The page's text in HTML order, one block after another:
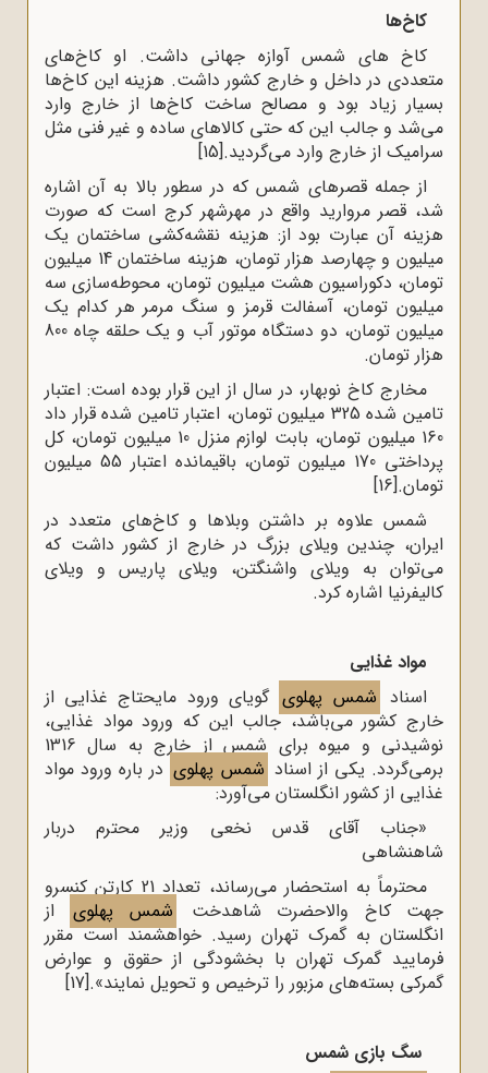
کاخ‌‌ها
کاخ های شمس آوازه جهانی داشت. او کاخ‌های
متعددی در داخل و خارج کشور داشت. هزینه این کاخ‌ها
بسیار زیاد بود و مصالح ساخت کاخ‌‌‌ها از خارج وارد
می‌شد و جالب این‌ که حتی کالا‌های ساده و غیر فنی مثل
سرامیک از خارج وارد می‌گردید.[15]
از جمله قصرهای شمس که در سطور بالا به آن اشاره
شد، قصر مروارید واقع در مهر‌شهر کرج است که صورت
هزینه آن عبارت بود از: هزینه نقشه‌کشی ساختمان یک
میلیون و چهارصد هزار تومان، هزینه ساختمان 14 میلیون
تومان، دکوراسیون هشت میلیون تومان، محوطه‌سازی سه
میلیون تومان، آسفالت قرمز و سنگ مرمر هر کدام یک
میلیون تومان، دو دستگاه موتور آب و یک حلقه چاه 800
هزار تومان.
مخارج کاخ نوبهار، در سال از این قرار بوده است: اعتبار
تامین شده 325 میلیون تومان، اعتبار تامین شده قرار داد
160 میلیون تومان، بابت لوازم منزل 10 میلیون تومان، کل
پرداختی 170 میلیون تومان، باقی­مانده اعتبار 55 میلیون
تومان.[16]
شمس علاوه بر داشتن وبلاها و کاخ‌های متعدد در
ایران، چندین ویلای بزرگ در خارج از کشور داشت که
می‌توان به ویلای واشنگتن، ویلای پاریس و ویلای
کالیفرنیا اشاره کرد.
مواد غذایی
اسناد شمس پهلوی گویای ورود مایحتاج غذایی از
خارج کشور می‌باشد، جالب این‌‌ که ورود مواد غذایی،
نوشیدنی و میوه برای شمس از خارج به سال 1316
برمی‌گردد. یکی از اسناد شمس پهلوی در باره ورود مواد
غذایی از کشور انگلستان می‌آورد:
«جناب آقای قدس نخعی وزیر محترم دربار
شاهنشاهی
محترماً به استحضار می‌رساند، تعداد 21 کارتن کنسرو
جهت کاخ والاحضرت شاهدخت
شمس پهلوی
از
انگلستان به گمرک تهران رسید. خواهشمند است مقرر
فرمایید گمرک تهران با بخشودگی از حقوق و عوارض
گمرکی بسته‌‌های مزبور را ترخیص و تحویل نمایند».[17]
سگ بازی شمس